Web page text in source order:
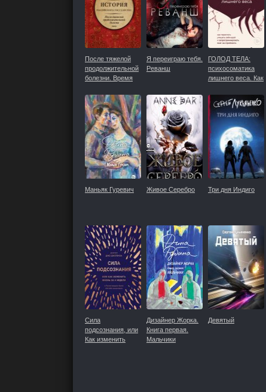
После тяжелой
продолжительной
болезни. Время
Я переиграю тебя.
Реванш
ГОЛОД ТЕЛА:
психосоматика
лишнего веса. Как
утешать себя
едой и
запрограммировать
мозг на
стройность
Маньяк Гуревич Живое Серебро Три дня Индиго
Сила
подсознания, или
Как изменить
Дизайнер Жорка.
Книга первая.
Мальчики
Девятый